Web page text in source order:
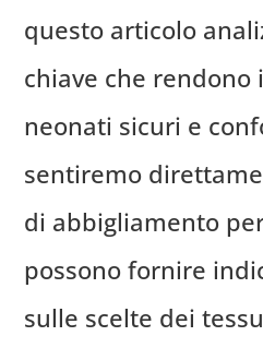
questo articolo
chiave che rendono
neonati sicuri e
sentiremo
di abbigliamento
possono fornire
sulle scelte dei